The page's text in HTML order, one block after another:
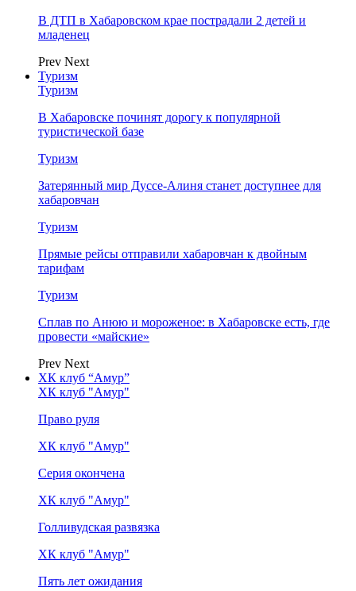
В ДТП в Хабаровском крае пострадали 2 детей и
младенец
Prev Next
Туризм
Туризм
В Хабаровске починят дорогу к популярной
туристической базе
Туризм
Затерянный мир Дуссе-Алиня станет доступнее для
хабаровчан
Туризм
Прямые рейсы отправили хабаровчан к двойным
тарифам
Туризм
Сплав по Анюю и мороженое: в Хабаровске есть, где
провести «майские»
Prev Next
ХК клуб “Амур”
ХК клуб "Амур"
Право руля
ХК клуб "Амур"
Серия окончена
ХК клуб "Амур"
Голливудская развязка
ХК клуб "Амур"
Пять лет ожидания